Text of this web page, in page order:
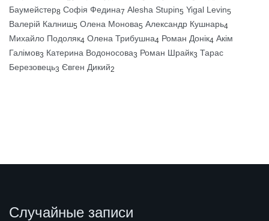
Баумейстер8 Софія Федина7 Alesha Stupin5 Yigal Levin5
Валерій Калниш5 Олена Монова5 Александр Кушнарь4
Михайло Подоляк4 Олена Трибушна4 Роман Донік4 Акім
Галімов3 Катерина Водоносова3 Роман Шрайк3 Тарас
Березовець3 Євген Дикий2
Случайные записи